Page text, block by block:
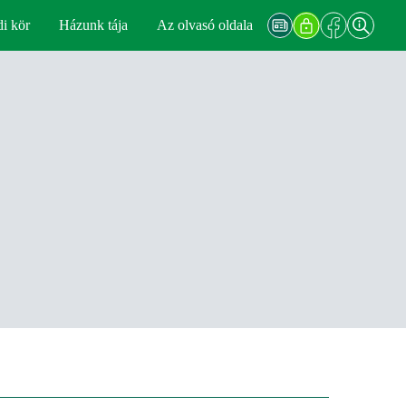
kör Házunk tája Az olvasó oldala